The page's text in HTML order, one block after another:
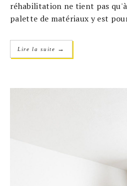
réhabilitation ne tient pas
palette de matériaux y est
Lire la suite →